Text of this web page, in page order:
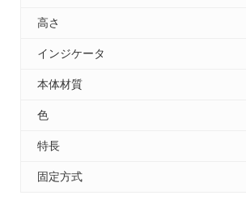
高さ
インジケータ
本体材質
色
特長
固定方式